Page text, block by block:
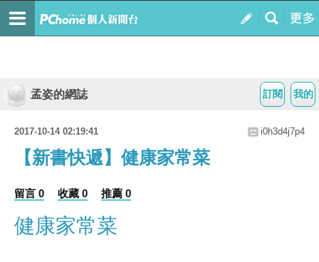
我的
訂閱
孟姿的網誌
2017-10-14 02:19:41 i0h3d4j7p4
【新書快遞】健康家常菜
留言 0 收藏 0 推薦 0
健康家常菜